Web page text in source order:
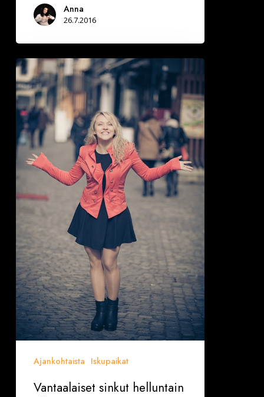
Anna
26.7.2016
Vantaalaiset
sinkut
helluntain
alla
Ajankohtaista Iskupaikat
Vantaalaiset sinkut helluntain